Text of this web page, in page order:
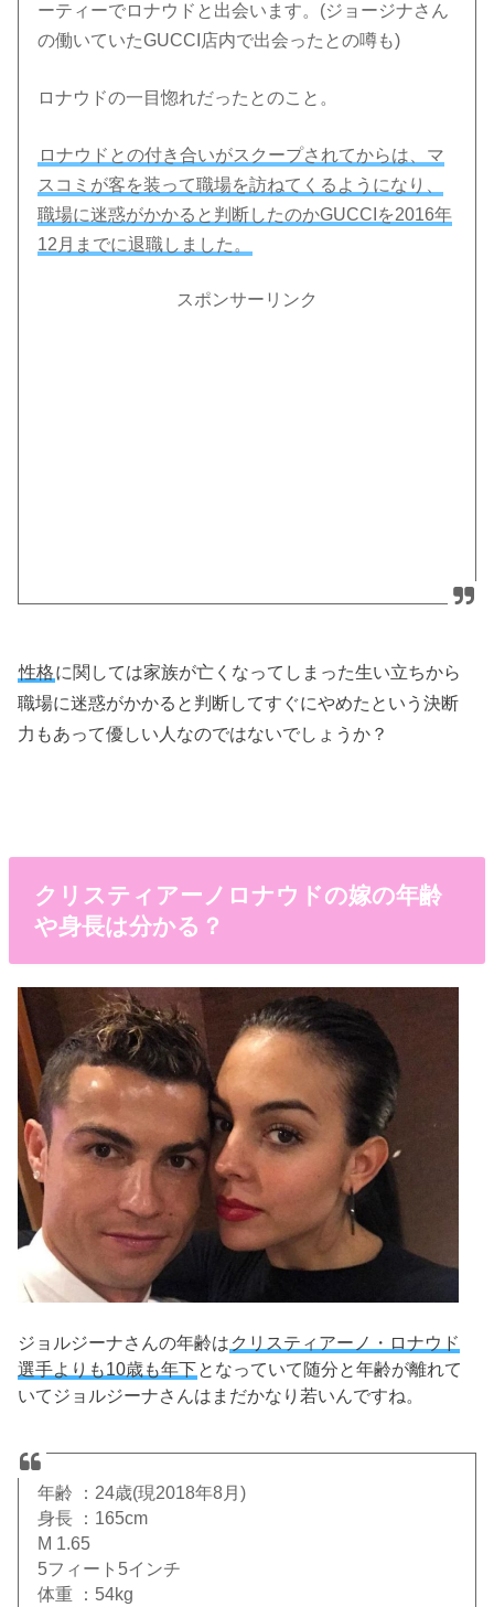
ーティーでロナウドと出会います。(ジョージナさん
の働いていたGUCCI店内で出会ったとの噂も)
ロナウドの一目惚れだったとのこと。
ロナウドとの付き合いがスクープされてからは、マ
スコミが客を装って職場を訪ねてくるようになり、
職場に迷惑がかかると判断したのかGUCCIを2016年
12月までに退職しました。
スポンサーリンク
性格に関しては家族が亡くなってしまった生い立ちから
職場に迷惑がかかると判断してすぐにやめたという決断
力もあって優しい人なのではないでしょうか？
クリスティアーノロナウドの嫁の年齢
や身長は分かる？
ジョルジーナさんの年齢は クリスティアーノ・ロナウド
選手よりも10歳も年下となっていて随分と年齢が離れて
いてジョルジーナさんはまだかなり若いんですね。
年齢 ：24歳(現2018年8月)
身長 ：165cm
M 1.65
5フィート5インチ
体重 ：54kg